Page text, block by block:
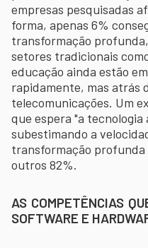
empresas pesquisadas
forma, apenas 6%
transformação
setores tradicionais
educação ainda estão
rapidamente, mas atrás
telecomunicações. Um
que espera "a
subestimando a
transformação profunda
outros 82%.
AS COMPETÊNCIAS
SOFTWARE E